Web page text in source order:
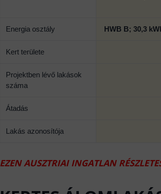
Energia osztály HWB B; 30,3
Kert területe
Projektben lévő lakások
száma
Átadás
Lakás azonosítója
EZEN AUSZTRIAI INGATLAN